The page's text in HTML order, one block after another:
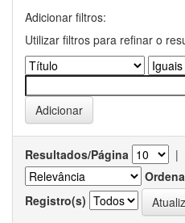
Adicionar filtros:
Utilizar filtros para refinar o
Resultados/Página |
Registro(s)